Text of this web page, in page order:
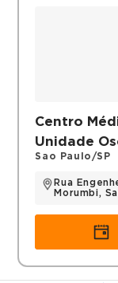
Assistente
da mão e
Marcelina
Membro
Centro
Unidade
Sao Paulo/SP
Rua
Morumbi,